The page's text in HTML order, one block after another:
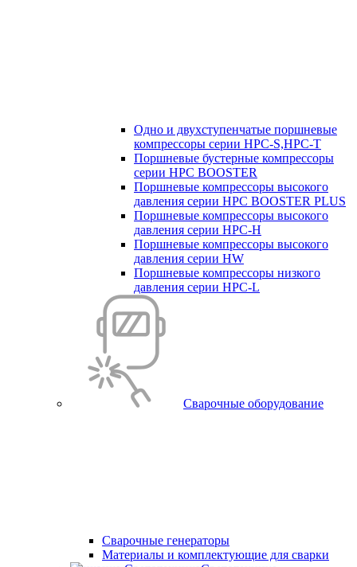
Одно и двухступенчатые поршневые
компрессоры серии HPC-S,HPC-T
Поршневые бустерные компрессоры
серии HPC BOOSTER
Поршневые компрессоры высокого
давления серии HPC BOOSTER PLUS
Поршневые компрессоры высокого
давления серии HPC-H
Поршневые компрессоры высокого
давления серии HW
Поршневые компрессоры низкого
давления серии HPC-L
Сварочные оборудование
Cварочные генераторы
Материалы и комплектующие для сварки